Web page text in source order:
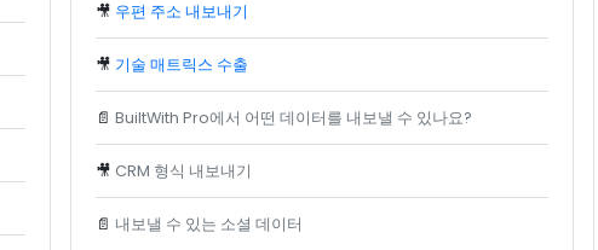
🎥 우편 주소 내보내기
🎥 기술 매트릭스 수출
📄BuiltWith Pro에서 어떤 데이터를 내보낼 수 있나요?
🎥 CRM 형식 내보내기
📄 내보낼 수 있는 소셜 데이터